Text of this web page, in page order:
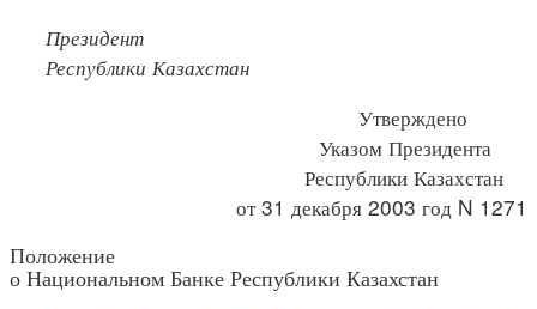
Президент
Республики Казахстан
Утверждено
Указом Президента
Республики Казахстан
от 31 декабря 2003 год N 1271
Положение
о Национальном Банке Республики Казахстан